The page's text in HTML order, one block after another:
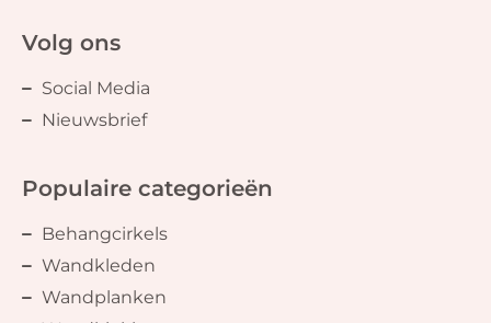
Volg ons
Social Media
Nieuwsbrief
Populaire categorieën
Behangcirkels
Wandkleden
Wandplanken